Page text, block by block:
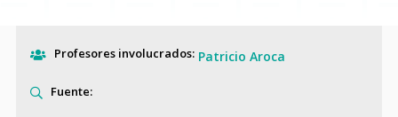
Profesores involucrados: Patricio Aroca
Fuente: